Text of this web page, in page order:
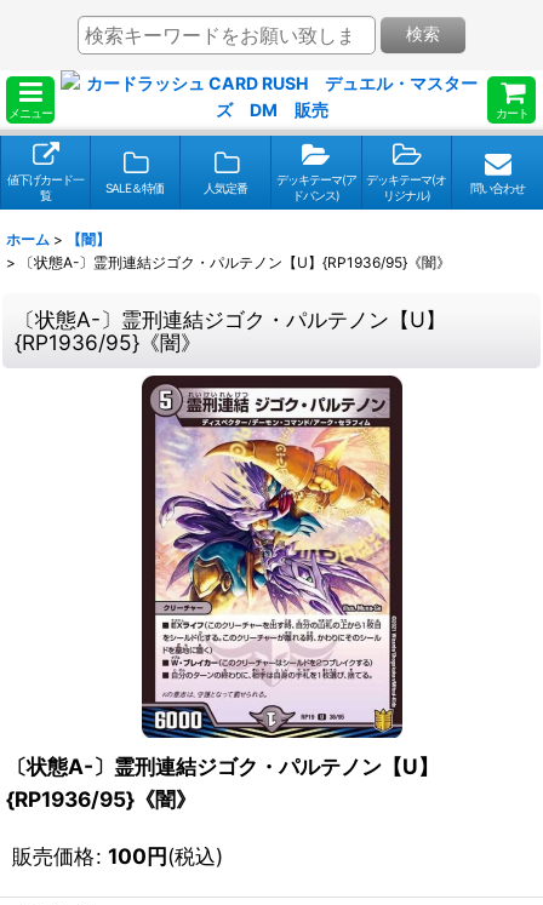
メニュー カート
検索
値下げカード一
覧
SALE＆特価 人気定番
デッキテーマ(ア
ドバンス)
デッキテーマ(オ
リジナル)
問い合わせ
ホーム >
【闇】
>
〔状態A-〕霊刑連結ジゴク・パルテノン【U】{RP1936/95}《闇》
〔状態A-〕霊刑連結ジゴク・パルテノン【U】
{RP1936/95}《闇》
〔状態A-〕霊刑連結ジゴク・パルテノン【U】
{RP1936/95}《闇》
販売価格: 100円(税込)